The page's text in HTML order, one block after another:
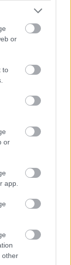
or
to
or
app.
other
a
a
pedig egy másik
el a mezőtúri
döntött
visszakapják
haza
mennyire